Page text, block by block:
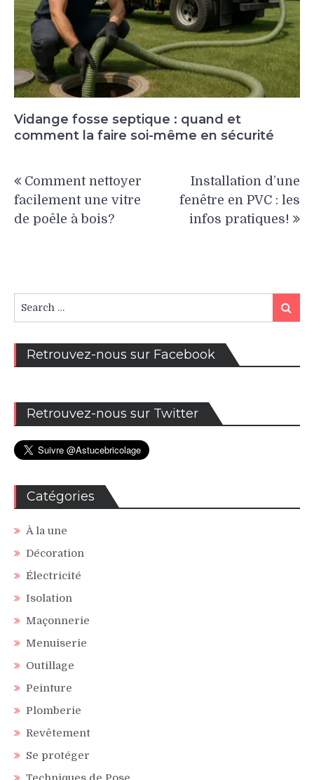
Vidange fosse septique : quand et
comment la faire soi-même en sécurité
de
l’article
Comment nettoyer
facilement une vitre
de poêle à bois?
Installation d’une
fenêtre en PVC : les
infos pratiques!
for:
Search
Retrouvez-nous sur Facebook
Retrouvez-nous sur Twitter
Catégories
À la une
Décoration
Électricité
Isolation
Maçonnerie
Menuiserie
Outillage
Peinture
Plomberie
Revêtement
Se protéger